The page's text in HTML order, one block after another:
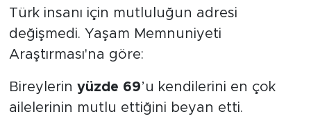
Türk insanı için mutluluğun adresi
değişmedi. Yaşam Memnuniyeti
Araştırması'na göre:
Bireylerin yüzde 69’u kendilerini en çok
ailelerinin mutlu ettiğini beyan etti.